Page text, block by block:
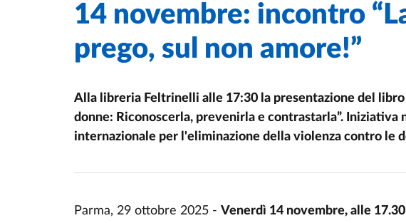
Home
14 novembre: incontro
prego, sul non amore!”
Alla libreria Feltrinelli alle 17:30 la presentazione del
donne: Riconoscerla, prevenirla e contrastarla”. Iniziativa
internazionale per l'eliminazione della violenza contro le
Parma, 29 ottobre 2025 -Venerdì 14 novembre, alle 17.30